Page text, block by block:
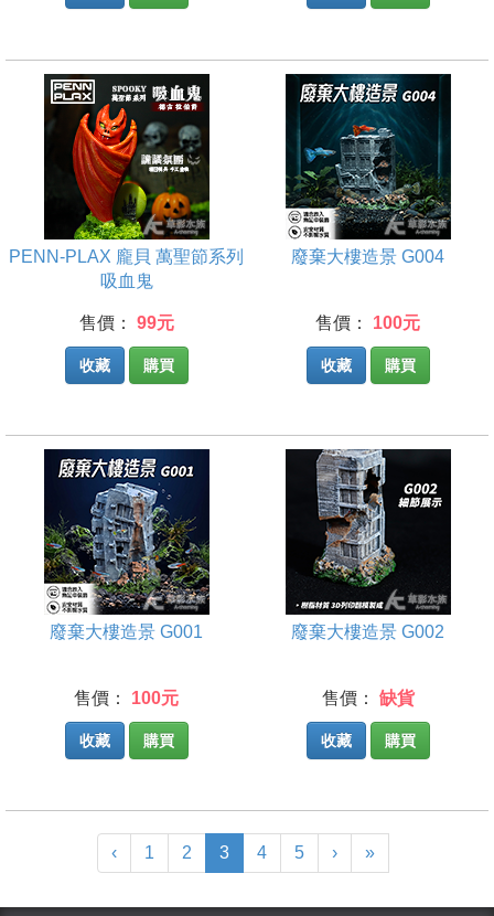
PENN-PLAX 龐貝 萬聖節系列
吸血鬼
售價： 99元
收藏 購買
廢棄大樓造景 G004
售價： 100元
收藏 購買
廢棄大樓造景 G001
售價： 100元
收藏 購買
廢棄大樓造景 G002
售價： 缺貨
收藏 購買
‹ 1 2 3(current)
4 5 › »